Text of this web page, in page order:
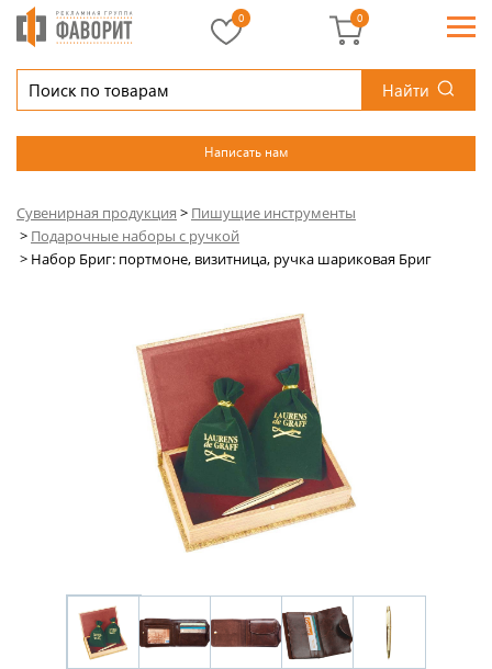
Найти
Написать нам
0 0
Сувенирная продукция > Пишущие инструменты
> Подарочные наборы с ручкой
> Набор Бриг: портмоне, визитница, ручка шариковая Бриг